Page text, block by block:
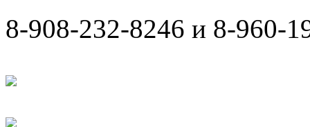
8-908-232-8246 и 8-960-